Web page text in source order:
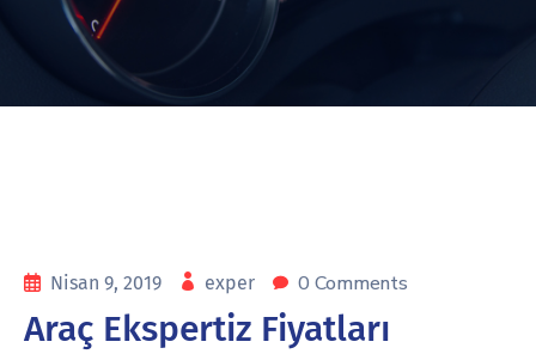
Nisan 9, 2019 exper 0 Comments
Araç Ekspertiz Fiyatları